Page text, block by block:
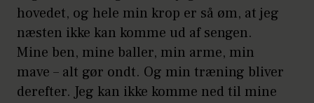
hovedet, og hele min krop er så øm, at jeg
næsten ikke kan komme ud af sengen.
Mine ben, mine baller, min arme, min
mave – alt gør ondt. Og min træning bliver
derefter. Jeg kan ikke komme ned til mine